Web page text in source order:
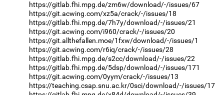
https://gitlab.fhi.mpg.de/zm6w/download/-/issues/67
https://git.acwing.com/xz5a/crack/-/issues/18
https://gitlab.fhi.mpg.de/7h7y/download/-/issues/21
https://git.acwing.com/i960/crack/-/issues/20
https://git.allthefallen.moe/1fxw/download/-/issues/1
https://git.acwing.com/r6iq/crack/-/issues/28
https://gitlab.fhi.mpg.de/s2cc/download/-/issues/22
https://gitlab.fhi.mpg.de/5dsp/download/-/issues/171
https://git.acwing.com/0yym/crack/-/issues/13
https://teaching.csap.snu.ac.kr/0sci/download/-/issues/17